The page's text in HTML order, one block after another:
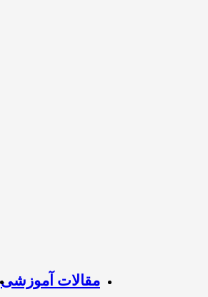
مقالات آموزشی